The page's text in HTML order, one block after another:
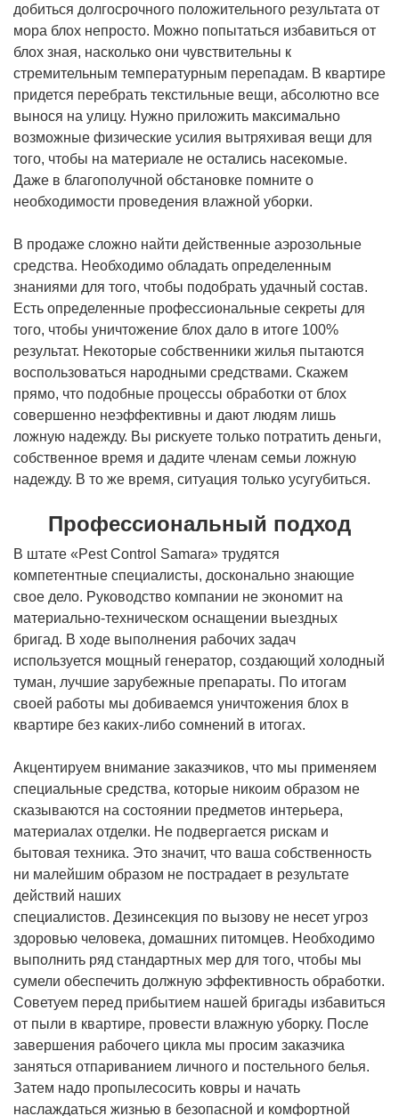
добиться долгосрочного положительного результата от
мора блох непросто. Можно попытаться избавиться от
блох зная, насколько они чувствительны к
стремительным температурным перепадам. В квартире
придется перебрать текстильные вещи, абсолютно все
вынося на улицу. Нужно приложить максимально
возможные физические усилия вытряхивая вещи для
того, чтобы на материале не остались насекомые.
Даже в благополучной обстановке помните о
необходимости проведения влажной уборки.
В продаже сложно найти действенные аэрозольные
средства. Необходимо обладать определенным
знаниями для того, чтобы подобрать удачный состав.
Есть определенные профессиональные секреты для
того, чтобы уничтожение блох дало в итоге 100%
результат. Некоторые собственники жилья пытаются
воспользоваться народными средствами. Скажем
прямо, что подобные процессы обработки от блох
совершенно неэффективны и дают людям лишь
ложную надежду. Вы рискуете только потратить деньги,
собственное время и дадите членам семьи ложную
надежду. В то же время, ситуация только усугубиться.
Профессиональный подход
В штате «Pest Control Samara» трудятся
компетентные специалисты, досконально знающие
свое дело. Руководство компании не экономит на
материально-техническом оснащении выездных
бригад. В ходе выполнения рабочих задач
используется мощный генератор, создающий холодный
туман, лучшие зарубежные препараты. По итогам
своей работы мы добиваемся уничтожения блох в
квартире без каких-либо сомнений в итогах.
Акцентируем внимание заказчиков, что мы применяем
специальные средства, которые никоим образом не
сказываются на состоянии предметов интерьера,
материалах отделки. Не подвергается рискам и
бытовая техника. Это значит, что ваша собственность
ни малейшим образом не пострадает в результате
действий наших
специалистов. Дезинсекция по вызову не несет угроз
здоровью человека, домашних питомцев. Необходимо
выполнить ряд стандартных мер для того, чтобы мы
сумели обеспечить должную эффективность обработки.
Советуем перед прибытием нашей бригады избавиться
от пыли в квартире, провести влажную уборку. После
завершения рабочего цикла мы просим заказчика
заняться отпариванием личного и постельного белья.
Затем надо пропылесосить ковры и начать
наслаждаться жизнью в безопасной и комфортной